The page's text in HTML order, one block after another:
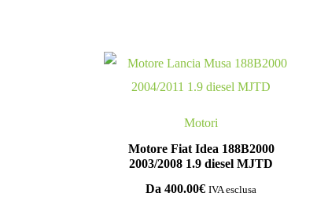
Motori
Motore Fiat Idea 188B2000
2003/2008 1.9 diesel MJTD
Da 400.00€ IVA esclusa